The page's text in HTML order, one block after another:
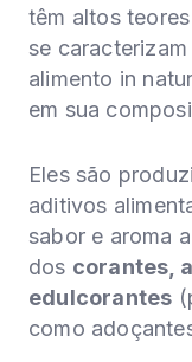
têm altos
se
alimento in
em sua
Eles são
aditivos
sabor e aroma
dos corantes,
edulcorantes
como